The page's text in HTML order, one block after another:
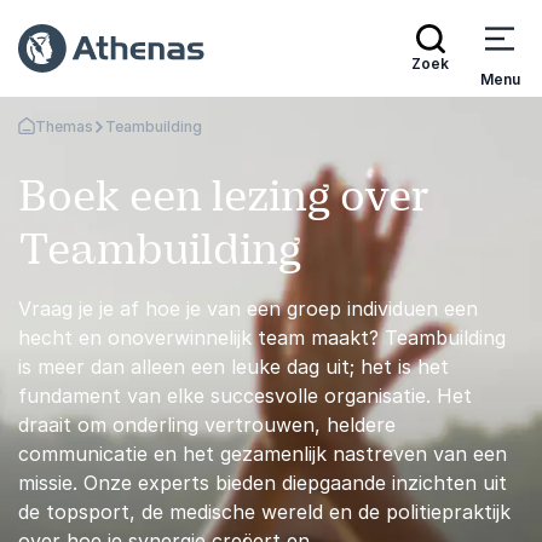
Zoek
Menu
Terug naar de startpagina
Themas Teambuilding
Boek een lezing over
Teambuilding
Vraag je je af hoe je van een groep individuen een
hecht en onoverwinnelijk team maakt? Teambuilding
is meer dan alleen een leuke dag uit; het is het
fundament van elke succesvolle organisatie. Het
draait om onderling vertrouwen, heldere
communicatie en het gezamenlijk nastreven van een
missie. Onze experts bieden diepgaande inzichten uit
de topsport, de medische wereld en de politiepraktijk